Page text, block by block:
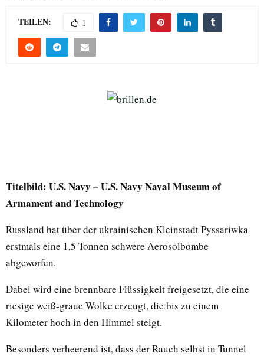
TEILEN: 1
Titelbild: U.S. Navy – U.S. Navy Naval Museum of
Armament and Technology
Russland hat über der ukrainischen Kleinstadt Pyssariwka
erstmals eine 1,5 Tonnen schwere Aerosolbombe
abgeworfen.
Dabei wird eine brennbare Flüssigkeit freigesetzt, die eine
riesige weiß-graue Wolke erzeugt, die bis zu einem
Kilometer hoch in den Himmel steigt.
Besonders verheerend ist, dass der Rauch selbst in Tunnel